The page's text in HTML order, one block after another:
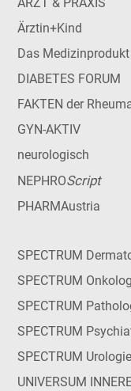
Ärztin+Kind
Das Medizinprodukt
DIABETES FORUM
FAKTEN der
GYN-AKTIV
neurologisch
NEPHROScript
PHARMAustria
SPECTRUM
SPECTRUM
SPECTRUM
SPECTRUM
SPECTRUM Urologie
UNIVERSUM